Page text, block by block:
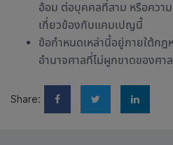
อ้อม ต่อบุคคลที่สาม หรือควา
เกี่ยวข้องกับแคมเปญนี้
ข้อกำหนดเหล่านี้อยู่ภายใต้กฎ
อำนาจศาลที่ไม่ผูกขาดของศา
Share: